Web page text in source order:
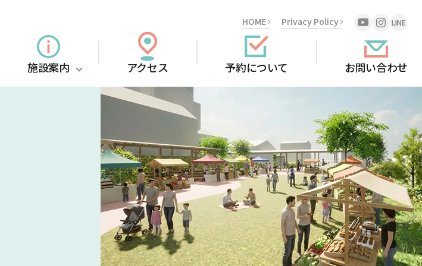
HOME Privacy Policy
施設案内 アクセス 予約について お問い合わせ